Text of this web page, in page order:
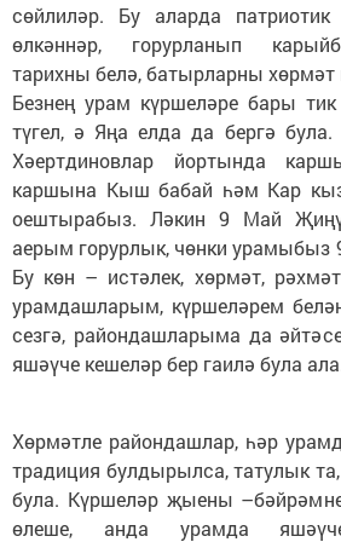
сөйлиләр. Бу аларда
өлкәннәр, горурланып
тарихны белә, батырларны хөрмәт
Безнең урам күршеләре бары
түгел, ә Яңа елда да бергә
Хәертдиновлар йортында
каршына Кыш бабай һәм Кар
оештырабыз. Ләкин 9 Май
аерым горурлык, чөнки урамыбыз
Бу көн – истәлек, хөрмәт,
урамдашларым, күршеләрем
сезгә, райондашларыма да
яшәүче кешеләр бер гаилә була
Хөрмәтле райондашлар, һәр
традиция булдырылса, татулык
була. Күршеләр җыены
өлеше, анда урамда